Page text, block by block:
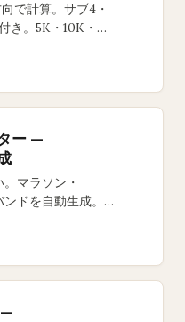
で計算。サブ4・
き。5K・10K・
ー —
マラソン・
ドを自動生成。
ズ選択も自在。
—